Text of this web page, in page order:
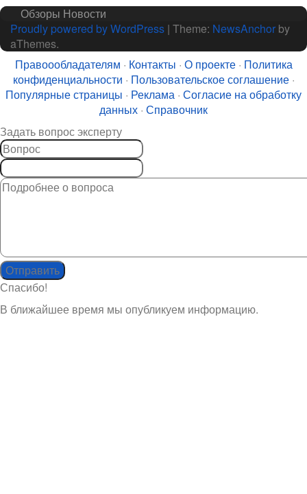
Обзоры Новости
Proudly powered by WordPress | Theme: NewsAnchor by
aThemes.
Правоообладателям · Контакты · О проекте· Политика
конфиденциальности · Пользовательское соглашение·
Популярные страницы · Реклама · Согласие на обработку
данных · Справочник
Задать вопрос эксперту
Спасибо!
В ближайшее время мы опубликуем информацию.